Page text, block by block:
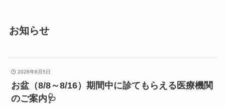
お知らせ
2026年8月5日
お盆（8/8～8/16）期間中に診てもらえる医療機関
のご案内🩺